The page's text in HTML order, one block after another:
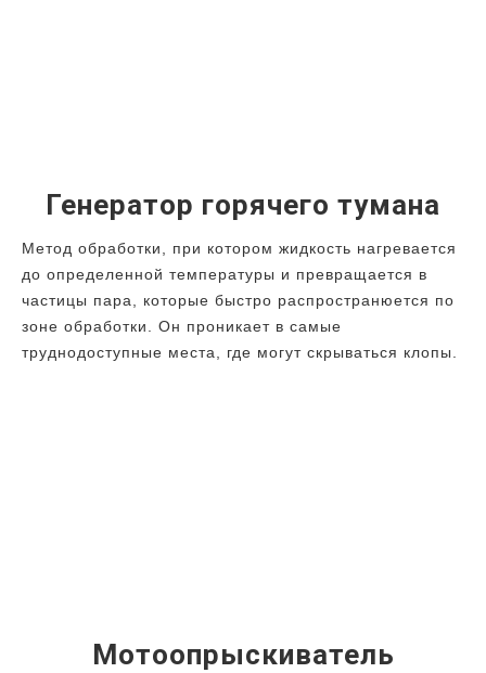
Генератор горячего тумана
Метод обработки, при котором жидкость нагревается
до определенной температуры и превращается в
частицы пара, которые быстро распространюется по
зоне обработки. Он проникает в самые
труднодоступные места, где могут скрываться клопы.
Мотоопрыскиватель